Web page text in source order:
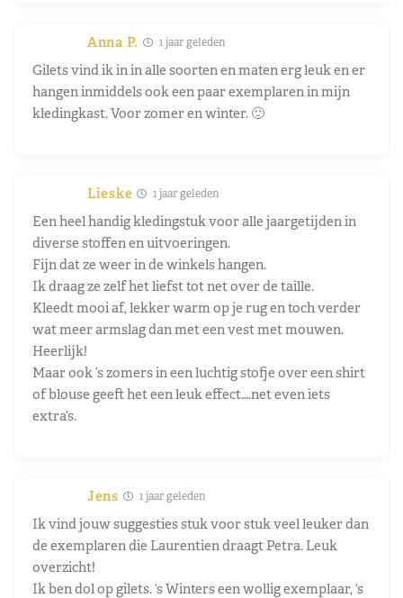
Anna P. 1 jaar geleden
Gilets vind ik in in alle soorten en maten erg leuk en er
hangen inmiddels ook een paar exemplaren in mijn
kledingkast. Voor zomer en winter. 🙂
Lieske 1 jaar geleden
Een heel handig kledingstuk voor alle jaargetijden in
diverse stoffen en uitvoeringen.
Fijn dat ze weer in de winkels hangen.
Ik draag ze zelf het liefst tot net over de taille.
Kleedt mooi af, lekker warm op je rug en toch verder
wat meer armslag dan met een vest met mouwen.
Heerlijk!
Maar ook ’s zomers in een luchtig stofje over een shirt
of blouse geeft het een leuk effect….net even iets
extra’s.
Jens 1 jaar geleden
Ik vind jouw suggesties stuk voor stuk veel leuker dan
de exemplaren die Laurentien draagt Petra. Leuk
overzicht!
Ik ben dol op gilets. ‘s Winters een wollig exemplaar, ‘s